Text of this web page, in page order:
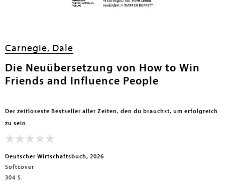
Carnegie, Dale
Die Neuübersetzung von How to Win
Friends and Influence People
Der zeitloseste Bestseller aller Zeiten, den du brauchst, um erfolgreich
zu sein
Deutscher Wirtschaftsbuch, 2026
Softcover
304 S.